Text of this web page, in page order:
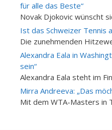
für alle das Beste“
Novak Djokovic wünscht
Ist das Schweizer
Die zunehmenden
Alexandra Eala in
sein“
Alexandra Eala steht im
Mirra Andreeva: „Das
Mit dem WTA-Masters in